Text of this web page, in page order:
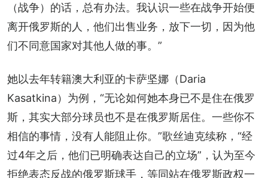
（战争）的话，总有办法。我认识一些在战争开始便
离开俄罗斯的人，他们出售业务，放下一切，因为他
们不同意国家对其他人做的事。”
她以去年转籍澳大利亚的卡萨坚娜（Daria
Kasatkina）为例，“无论如何她本身已不是住在俄罗
斯，其实大部分球员也不是在俄罗斯居住。一些你不
相信的事情，没有人能阻止你。”歌丝迪克续称，“经
过4年之后，他们已明确表达自己的立场”，认为至今
拒绝表态反战的俄罗斯球手，等同站在俄罗斯政权一